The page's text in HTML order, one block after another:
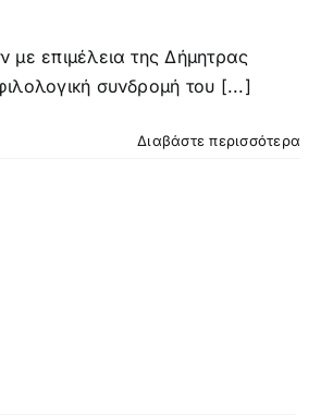
με επιμέλεια της Δήμητρας
συνδρομή του [...]
Διαβάστε περισσότερα